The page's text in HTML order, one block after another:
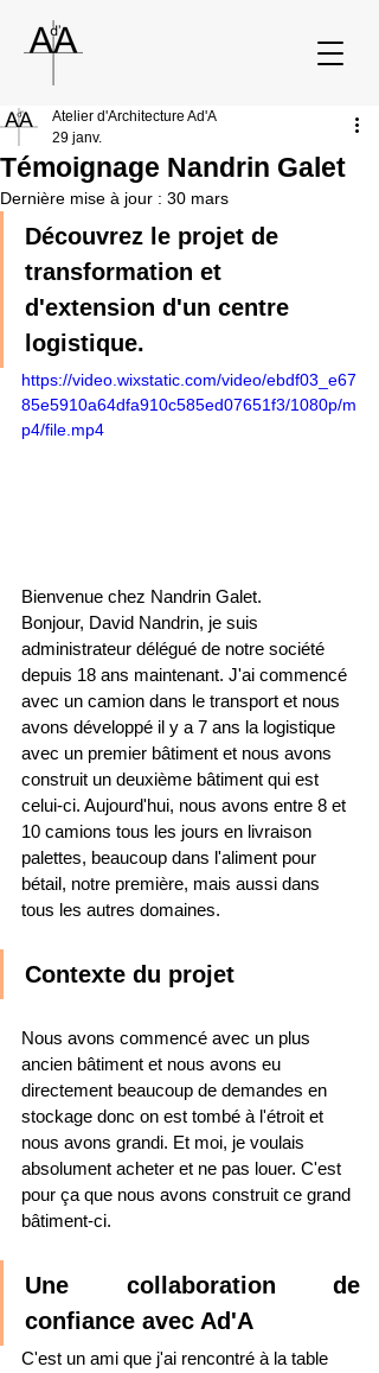
Témoignage Nandrin Galet
Atelier d'Architecture Ad'A
29 janv.
Dernière mise à jour : 30 mars
Découvrez le projet de
transformation et
d'extension d'un centre
logistique.
https://video.wixstatic.com/video/ebdf03_e67
85e5910a64dfa910c585ed07651f3/1080p/m
p4/file.mp4
Bienvenue chez Nandrin Galet.
Bonjour, David Nandrin, je suis
administrateur délégué de notre société
depuis 18 ans maintenant. J'ai commencé
avec un camion dans le transport et nous
avons développé il y a 7 ans la logistique
avec un premier bâtiment et nous avons
construit un deuxième bâtiment qui est
celui-ci. Aujourd'hui, nous avons entre 8 et
10 camions tous les jours en livraison
palettes, beaucoup dans l'aliment pour
bétail, notre première, mais aussi dans
tous les autres domaines.
Contexte du projet
Nous avons commencé avec un plus
ancien bâtiment et nous avons eu
directement beaucoup de demandes en
stockage donc on est tombé à l'étroit et
nous avons grandi. Et moi, je voulais
absolument acheter et ne pas louer. C'est
pour ça que nous avons construit ce grand
bâtiment-ci.
Une collaboration de
confiance avec Ad'A
C'est un ami que j'ai rencontré à la table